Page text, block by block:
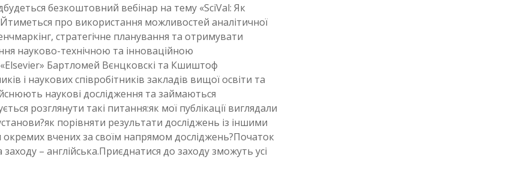
безкоштовний вебінар на тему «SciVal: Як
Йтиметься про використання можливостей аналітичної
стратегічне планування та отримувати
науково-технічною та інноваційною
«Elsevier» Бартломей Вєнцковскі та Кшиштоф
і наукових співробітників закладів вищої освіти та
наукові дослідження та займаються
розглянути такі питання:як мої публікації виглядали
порівняти результати досліджень із іншими
окремих вчених за своїм напрямом досліджень?Початок
– англійська.Приєднатися до заходу зможуть усі